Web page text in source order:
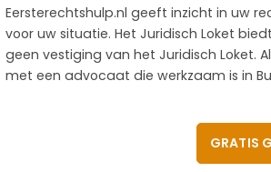
Eersterechtshulp.nl geeft inzicht in uw
voor uw situatie. Het Juridisch Loket
geen vestiging van het Juridisch Loket.
met een advocaat die werkzaam is in
GRATIS